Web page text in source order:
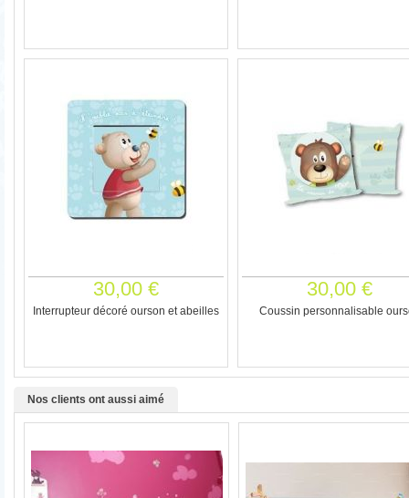
30,00 €
Interrupteur décoré ourson et abeilles
30,00 €
Coussin personnalisable
Nos clients ont aussi aimé